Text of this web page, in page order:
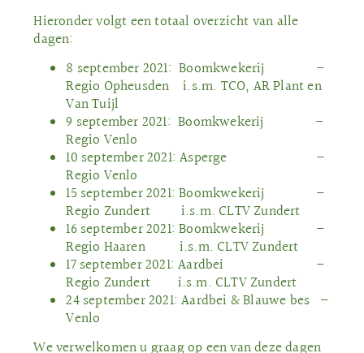
Hieronder volgt een totaal overzicht van alle
dagen:
8 september 2021: Boomkwekerij –
Regio Opheusden i.s.m. TCO, AR Plant en
Van Tuijl
9 september 2021: Boomkwekerij –
Regio Venlo
10 september 2021: Asperge –
Regio Venlo
15 september 2021: Boomkwekerij –
Regio Zundert i.s.m. CLTV Zundert
16 september 2021: Boomkwekerij –
Regio Haaren i.s.m. CLTV Zundert
17 september 2021: Aardbei –
Regio Zundert i.s.m. CLTV Zundert
24 september 2021: Aardbei & Blauwe bes –
Venlo
We verwelkomen u graag op een van deze dagen